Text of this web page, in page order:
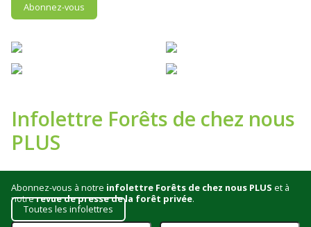
Abonnez-vous
Infolettre Forêts de chez nous
PLUS
Abonnez-vous à notre infolettre Forêts de chez nous PLUS et à
notrerevue de presse de la forêt privée.
Toutes les infolettres